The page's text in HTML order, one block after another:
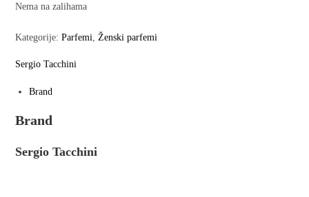
Nema na zalihama
Kategorije:Parfemi Ženski parfemi
Sergio Tacchini
Brand
Brand
Sergio Tacchini